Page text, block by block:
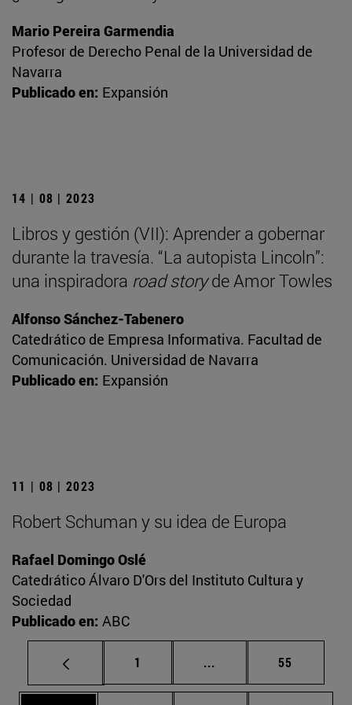
Mario Pereira Garmendia
Profesor de Derecho Penal de la Universidad de
Navarra
Publicado en: Expansión
14 | 08 | 2023
Libros y gestión (VII): Aprender a gobernar
durante la travesía. “La autopista Lincoln”:
una inspiradora road storyde Amor Towles
Alfonso Sánchez-Tabenero
Catedrático de Empresa Informativa. Facultad de
Comunicación. Universidad de Navarra
Publicado en: Expansión
11 | 08 | 2023
Robert Schuman y su idea de Europa
Rafael Domingo Oslé
Catedrático Álvaro D'Ors del Instituto Cultura y
Sociedad
Publicado en: ABC
Página
1 ... Páginas intermedias
Página
55